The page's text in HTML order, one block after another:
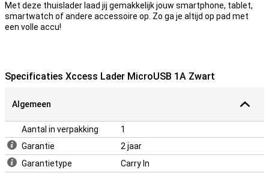
Met deze thuislader laad jij gemakkelijk jouw smartphone, tablet,
smartwatch of andere accessoire op. Zo ga je altijd op pad met
een volle accu!
Specificaties Xccess Lader MicroUSB 1A Zwart
Algemeen
Aantal in verpakking
1
Garantie
2 jaar
Garantietype
Carry In